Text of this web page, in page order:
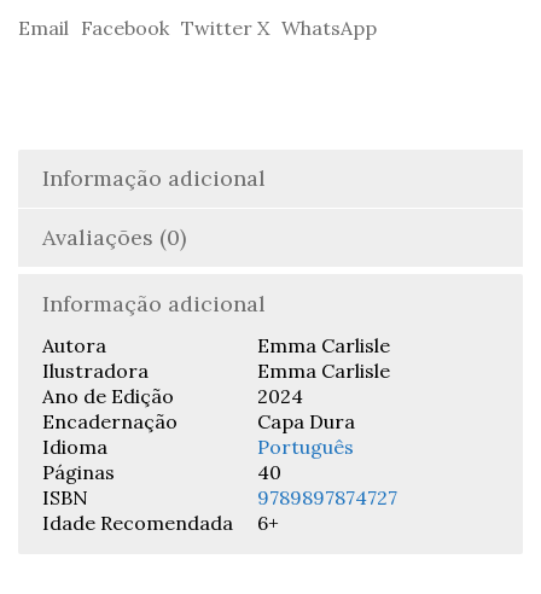
Email Facebook Twitter X WhatsApp
Informação adicional
Avaliações (0)
Informação adicional
Autora
Emma Carlisle
Ilustradora
Emma Carlisle
Ano de Edição
2024
Encadernação
Capa Dura
Idioma
Português
Páginas
40
ISBN
9789897874727
Idade Recomendada
6+